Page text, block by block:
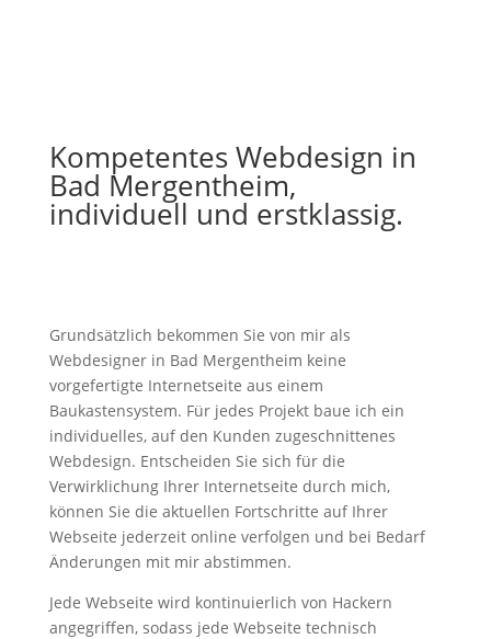
Kompetentes Webdesign in
Bad Mergentheim,
individuell und erstklassig.
Grundsätzlich bekommen Sie von mir als
Webdesigner in Bad Mergentheim keine
vorgefertigte Internetseite aus einem
Baukastensystem. Für jedes Projekt baue ich ein
individuelles, auf den Kunden zugeschnittenes
Webdesign. Entscheiden Sie sich für die
Verwirklichung Ihrer Internetseite durch mich,
können Sie die aktuellen Fortschritte auf Ihrer
Webseite jederzeit online verfolgen und bei Bedarf
Änderungen mit mir abstimmen.
Jede Webseite wird kontinuierlich von Hackern
angegriffen, sodass jede Webseite technisch